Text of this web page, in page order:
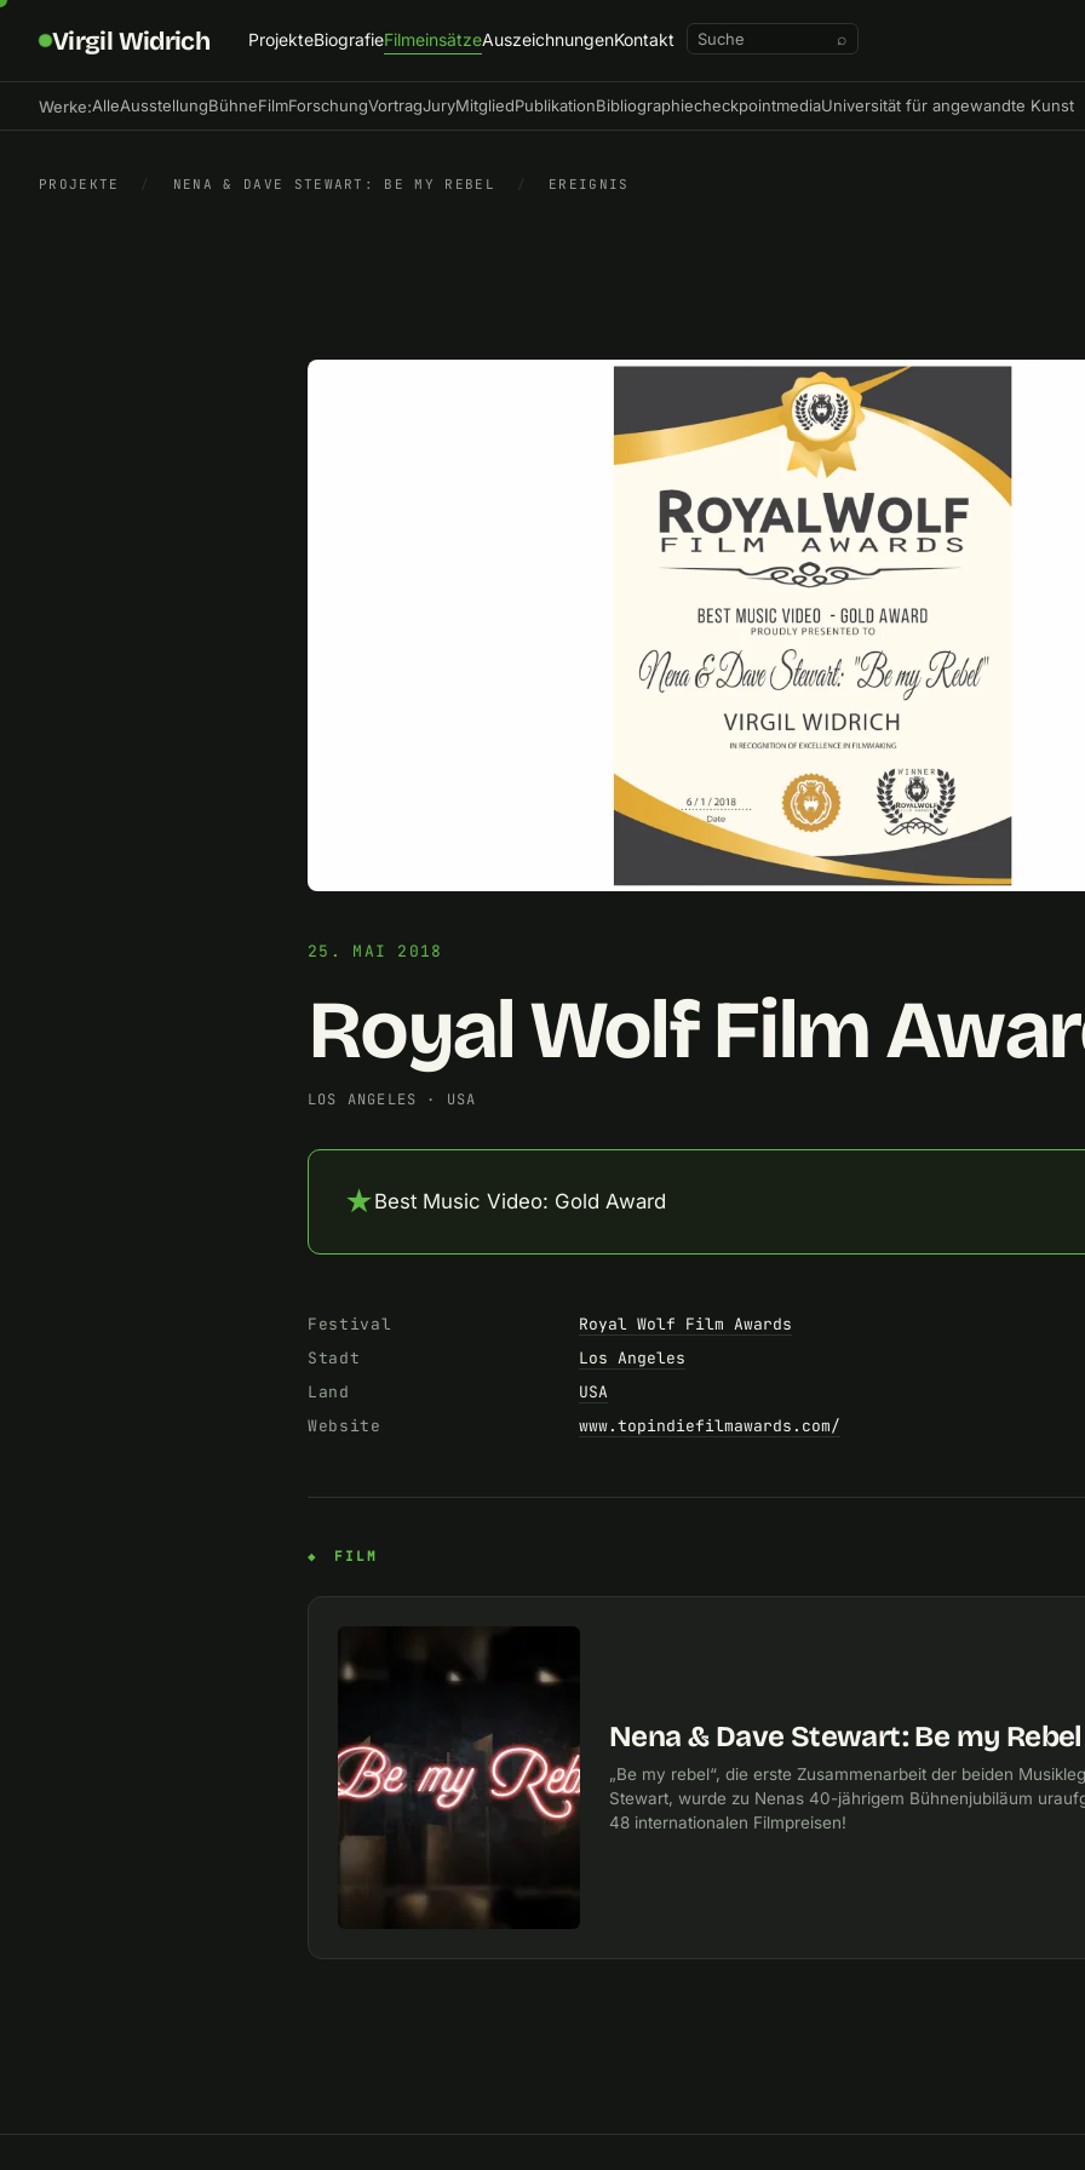
Virgil Widrich ProjekteBiografieFilmeinsätzeAuszeichnungenKontakt ⌕
Werke:AlleAusstellungBühneFilmForschungVortragJuryMitgliedPublikationBibliographiecheckpointmediaUniversität für angewandte Kunst
PROJEKTE / NENA & DAVE STEWART: BE MY REBEL / EREIGNIS
25. MAI 2018
Royal Wolf Film
LOS ANGELES · USA
★Best Music Video: Gold Award
Festival
Royal Wolf Film Awards
Stadt
Los Angeles
Land
USA
Website
www.topindiefilmawards.com/
FILM
Nena & Dave Stewart: Be my Rebel
„Be my rebel“, die erste Zusammenarbeit der beiden
Stewart, wurde zu Nenas 40-jährigem Bühnenjubiläum
48 internationalen Filmpreisen!